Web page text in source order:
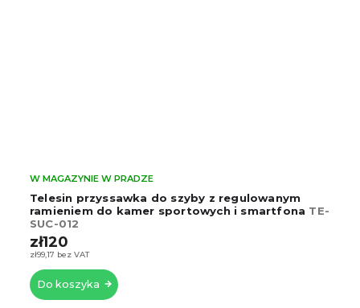
Telesin przyssawka do szyby z regulowanym
ramieniem do kamer sportowych i smartfona TE-
SUC-012
W MAGAZYNIE W PRADZE
zł99,17 bez VAT
zł120
Do koszyka